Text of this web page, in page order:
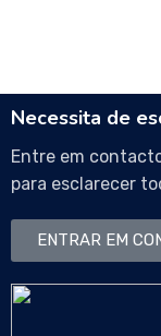
Necessita de
Entre em
para esclarecer
ENTRAR EM